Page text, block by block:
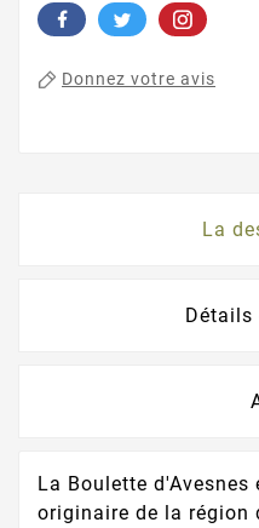
Donnez votre avis
La
Détails
La Boulette
originaire de la région